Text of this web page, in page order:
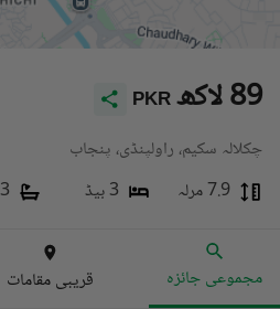
PKR 89 لاکھ
چکلالہ سکیم، راولپنڈی، پنجاب
7.9 مرلہ
3 بیڈ 3 باتھ
مجموعی جائزہ قریبی مقامات